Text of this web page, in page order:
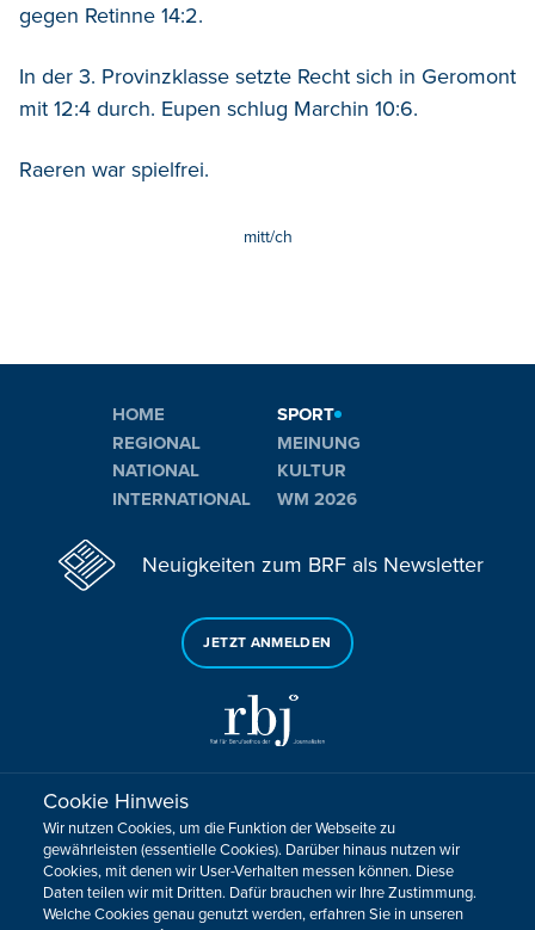
gegen Retinne 14:2.
In der 3. Provinzklasse setzte Recht sich in Geromont
mit 12:4 durch. Eupen schlug Marchin 10:6.
Raeren war spielfrei.
mitt/ch
HOME
REGIONAL
NATIONAL
INTERNATIONAL
SPORT
MEINUNG
KULTUR
WM 2026
Neuigkeiten zum BRF als Newsletter
JETZT ANMELDEN
Sie haben noch Fragen oder Anmerkungen?
KONTAKTIEREN SIE UNS!
Impressum Datenschutz Kontakt
Barrierefreiheit
Cookie Hinweis
Wir nutzen Cookies, um die Funktion der Webseite zu
gewährleisten (essentielle Cookies). Darüber hinaus nutzen wir
Cookies, mit denen wir User-Verhalten messen können. Diese
Daten teilen wir mit Dritten. Dafür brauchen wir Ihre Zustimmung.
Welche Cookies genau genutzt werden, erfahren Sie in unseren